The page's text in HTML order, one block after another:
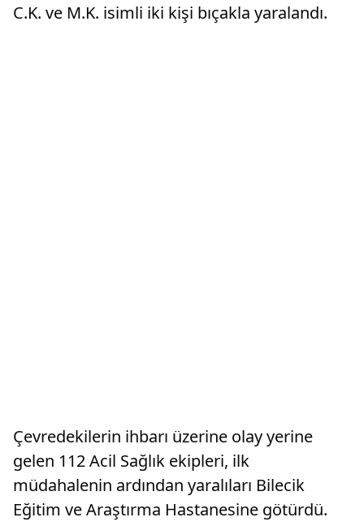
C.K. ve M.K. isimli iki kişi bıçakla yaralandı.
Çevredekilerin ihbarı üzerine olay yerine
gelen 112 Acil Sağlık ekipleri, ilk
müdahalenin ardından yaralıları Bilecik
Eğitim ve Araştırma Hastanesine götürdü.